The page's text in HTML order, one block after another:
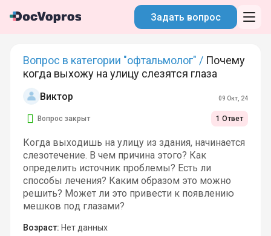
Задать вопрос
Вопрос в категории "офтальмолог" / Почему
когда выхожу на улицу слезятся глаза
Виктор 09 Окт, 24
Вопрос закрыт 1 Ответ
Когда выходишь на улицу из здания, начинается
слезотечение. В чем причина этого? Как
определить источник проблемы? Есть ли
способы лечения? Каким образом это можно
решить? Может ли это привести к появлению
мешков под глазами?
Возраст: Нет данных